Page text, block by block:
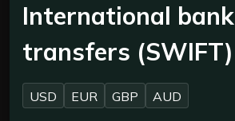
International bank
transfers (SWIFT)
USD EUR GBP AUD